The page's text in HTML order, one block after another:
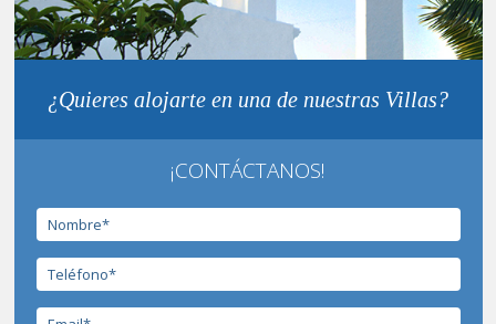
¿Quieres alojarte en una de nuestras Villas?
¡CONTÁCTANOS!